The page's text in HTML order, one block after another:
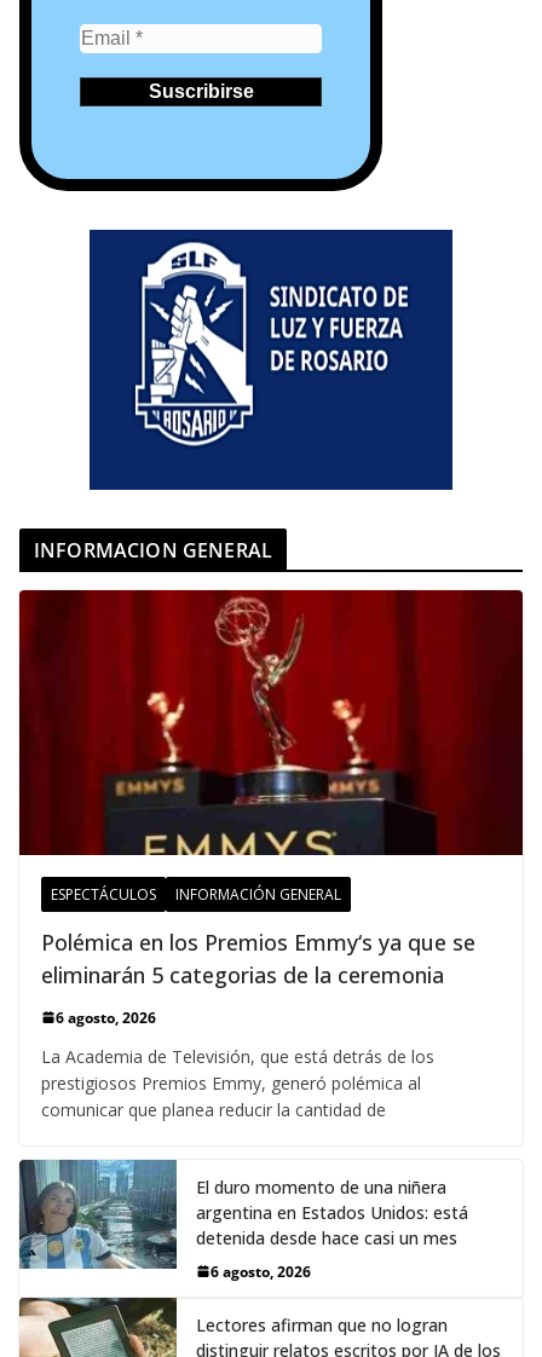
INFORMACION GENERAL
ESPECTÁCULOS INFORMACIÓN GENERAL
Polémica en los Premios Emmy‘s ya que se
eliminarán 5 categorias de la ceremonia
6 agosto, 2026
La Academia de Televisión, que está detrás de los
prestigiosos Premios Emmy, generó polémica al
comunicar que planea reducir la cantidad de
El duro momento de una niñera
argentina en Estados Unidos: está
detenida desde hace casi un mes
6 agosto, 2026
Lectores afirman que no logran
distinguir relatos escritos por IA de los